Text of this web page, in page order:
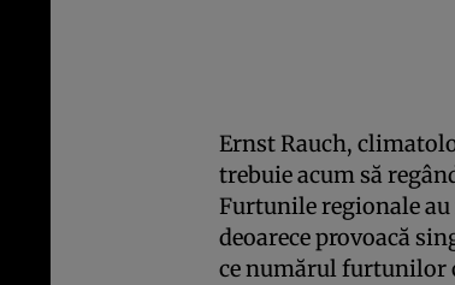
Ernst Rauch,
trebuie acum să
Furtunile regionale au
deoarece provoacă
ce numărul furtunilor